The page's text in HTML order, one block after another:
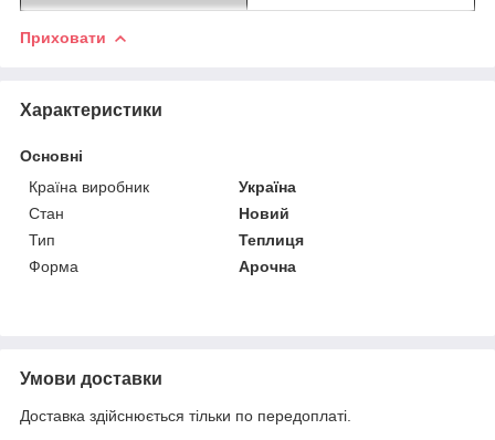
Приховати
Характеристики
Основні
Країна виробник
Україна
Стан
Новий
Тип
Теплиця
Форма
Арочна
Умови доставки
Доставка здійснюється тільки по передоплаті.